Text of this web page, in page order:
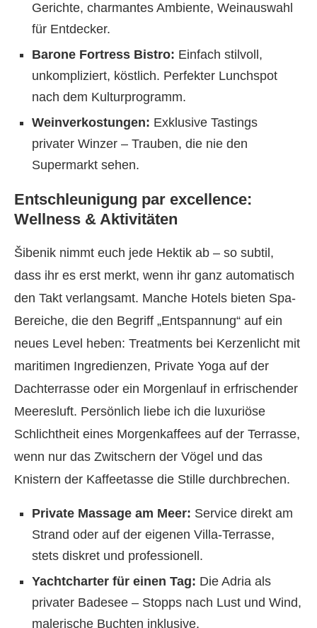
Gerichte, charmantes Ambiente, Weinauswahl
für Entdecker.
Barone Fortress Bistro: Einfach stilvoll,
unkompliziert, köstlich. Perfekter Lunchspot
nach dem Kulturprogramm.
Weinverkostungen: Exklusive Tastings
privater Winzer – Trauben, die nie den
Supermarkt sehen.
Entschleunigung par excellence:
Wellness & Aktivitäten
Šibenik nimmt euch jede Hektik ab – so subtil,
dass ihr es erst merkt, wenn ihr ganz automatisch
den Takt verlangsamt. Manche Hotels bieten Spa-
Bereiche, die den Begriff „Entspannung“ auf ein
neues Level heben: Treatments bei Kerzenlicht mit
maritimen Ingredienzen, Private Yoga auf der
Dachterrasse oder ein Morgenlauf in erfrischender
Meeresluft. Persönlich liebe ich die luxuriöse
Schlichtheit eines Morgenkaffees auf der Terrasse,
wenn nur das Zwitschern der Vögel und das
Knistern der Kaffeetasse die Stille durchbrechen.
Private Massage am Meer: Service direkt am
Strand oder auf der eigenen Villa-Terrasse,
stets diskret und professionell.
Yachtcharter für einen Tag: Die Adria als
privater Badesee – Stopps nach Lust und Wind,
malerische Buchten inklusive.